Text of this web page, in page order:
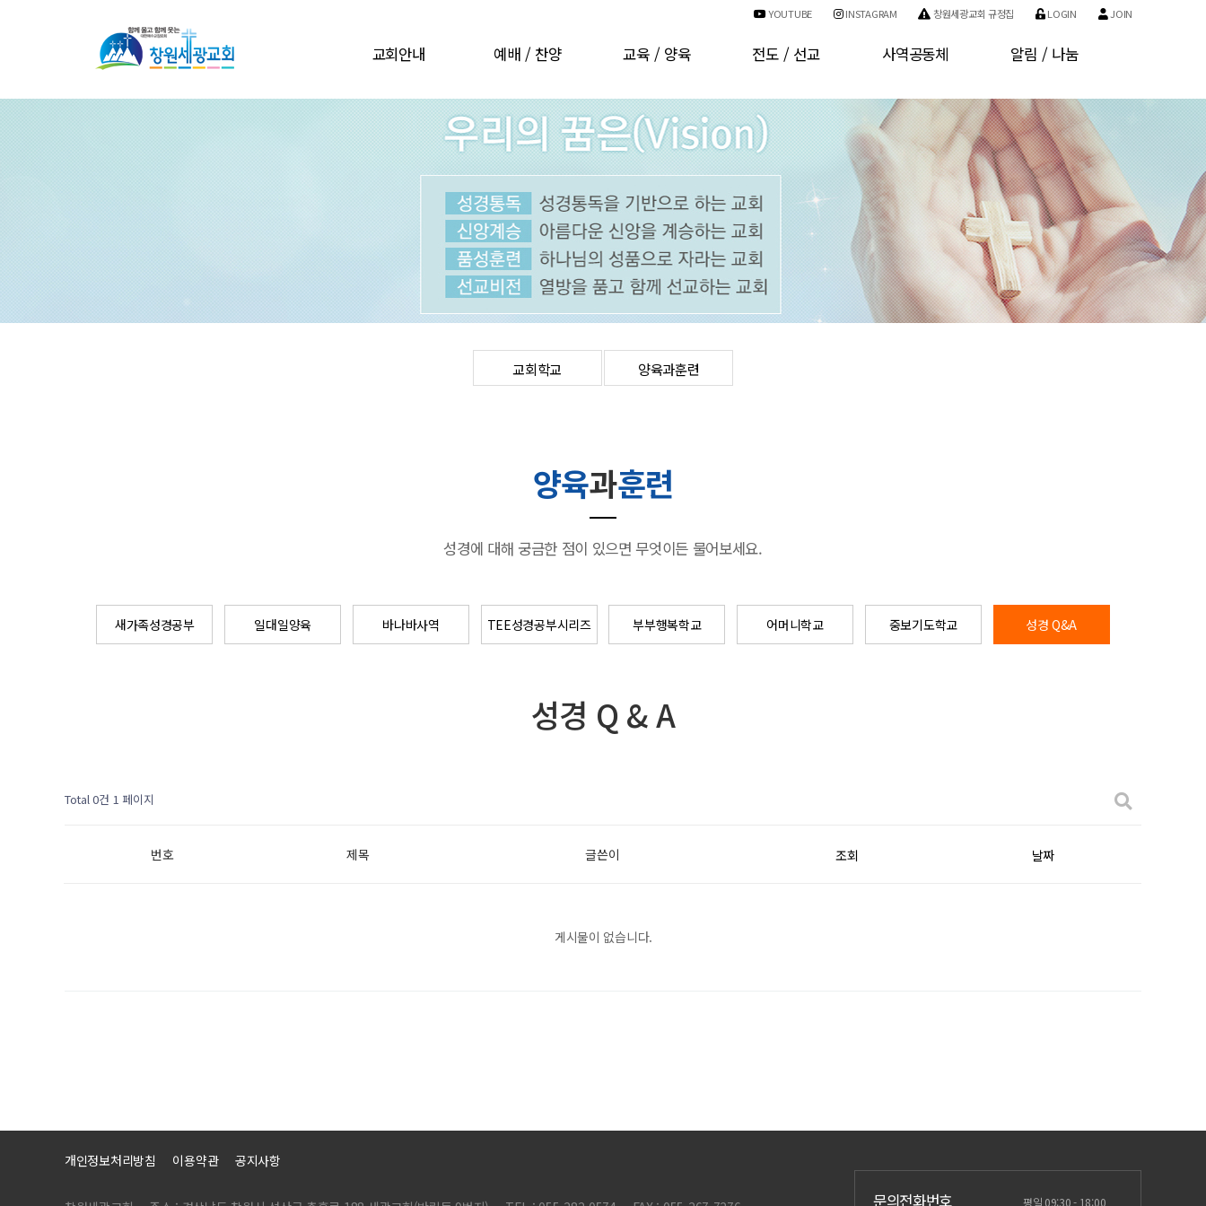
YOUTUBE INSTAGRAM 창원세광교회 규정집 LOGIN JOIN
교회안내
환영인사
교회비전
교회CI
예배 / 찬양
예배시간안내
예배 동영상
경배와찬양
찬양대 자료실
찬양대 자료실(기타)
행사 동영상
온라인주보
교육 / 양육
교회학교
양육과훈련
전도 / 선교
국내선교
해외선교
사역공동체
사역소개
기관소개
구역소개
알림 / 나눔
공지사항
자유게시판
사진게시판
개인정보처리방침
서비스 이용약관
회원가입
로그인
교회학교 양육과훈련
양육과훈련
성경에 대해 궁금한 점이 있으면 무엇이든 물어보세요.
새가족성경공부 일대일양육 바나바사역 TEE성경공부시리즈 부부행복학교 어머니학교 중보기도학교 성경 Q&A
성경 Q & A
Total 0건 1 페이지
번호 제목 글쓴이 조회 날짜
게시물이 없습니다.
개인정보처리방침 이용약관 공지사항
문의전화번호 평일 09:30 - 18:00